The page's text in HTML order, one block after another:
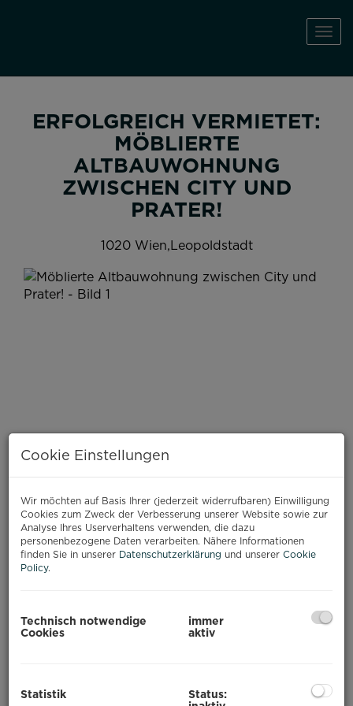
ERFOLGREICH VERMIETET:
MÖBLIERTE
ALTBAUWOHNUNG
ZWISCHEN CITY UND
PRATER!
1020 Wien,Leopoldstadt
Cookie Einstellungen
Wir möchten auf Basis Ihrer (jederzeit widerrufbaren) Einwilligung
Cookies zum Zweck der Verbesserung unserer Website sowie zur
Analyse Ihres Userverhaltens verwenden, die dazu
personenbezogene Daten verarbeiten. Nähere Informationen
finden Sie in unserer Datenschutzerklärung und unserer Cookie
Policy.
Technisch notwendige
Cookies
immer
aktiv
Statistik Status: